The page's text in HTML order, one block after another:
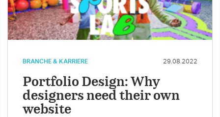
BRANCHE & KARRIERE 29.08.2022
Portfolio Design: Why
designers need their own
website